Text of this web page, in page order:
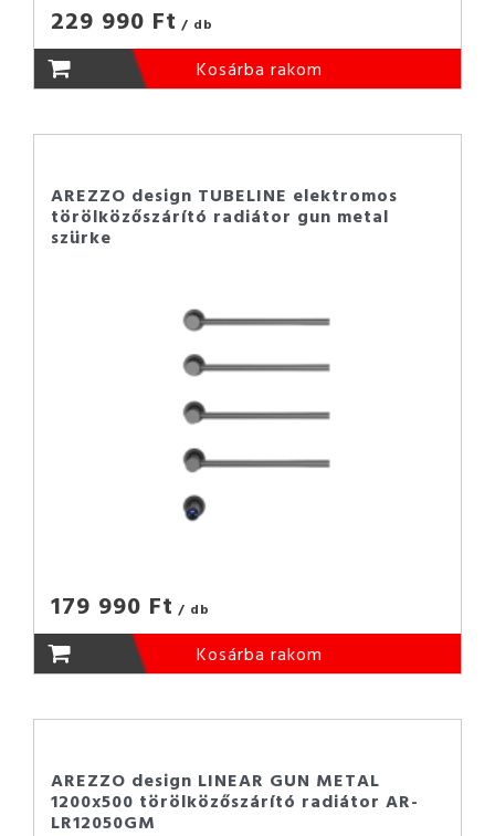
229 990 Ft / db
Kosárba rakom
AREZZO design TUBELINE elektromos
törölközőszárító radiátor gun metal
szürke
179 990 Ft / db
Kosárba rakom
AREZZO design LINEAR GUN METAL
1200x500 törölközőszárító radiátor AR-
LR12050GM